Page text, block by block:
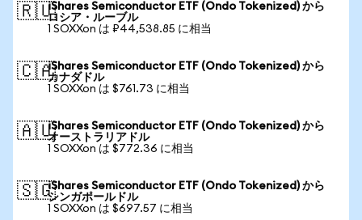
🇷🇺iShares Semiconductor ETF (Ondo Tokenized) から
ロシア・ルーブル
1 SOXXon は ₽44,538.85 に相当
🇨🇦iShares Semiconductor ETF (Ondo Tokenized) から
カナダドル
1 SOXXon は $761.73 に相当
🇦🇺iShares Semiconductor ETF (Ondo Tokenized) から
オーストラリアドル
1 SOXXon は $772.36 に相当
🇸🇬iShares Semiconductor ETF (Ondo Tokenized) から
シンガポールドル
1 SOXXon は $697.57 に相当